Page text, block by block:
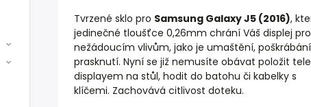
Tvrzené sklo pro Samsung Galaxy J5 (2016),
jedinečné tloušťce 0,26mm chrání Váš displej
nežádoucím vlivům, jako je umaštění,
prasknutí. Nyní se již nemusíte obávat položit
displayem na stůl, hodit do batohu či kabelky s
klíčemi. Zachovává citlivost doteku.